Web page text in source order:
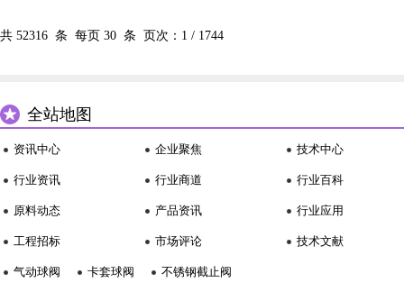
共 52316 条 每页 30 条 页次： 1 / 1744
全站地图
资讯中心
行业资讯
原料动态
工程招标
企业聚焦
行业商道
产品资讯
市场评论
技术中心
行业百科
行业应用
技术文献
气动球阀 卡套球阀 不锈钢截止阀